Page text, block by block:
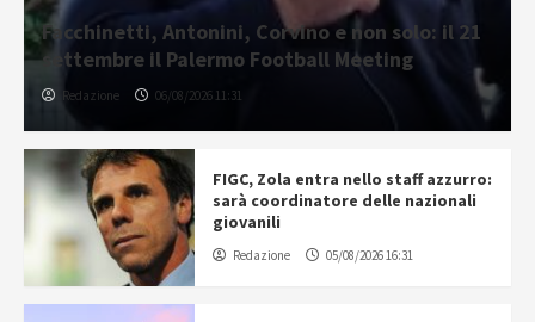
Facchinetti, Antonini, Corvino e non solo: il 21
settembre il Palermo Football Meeting
Redazione 06/08/2026 11:31
FIGC, Zola entra nello staff azzurro:
sarà coordinatore delle nazionali
giovanili
Redazione 05/08/2026 16:31